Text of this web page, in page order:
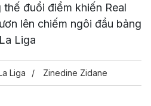
đuổi điểm khiến Real
lên chiếm ngôi đầu bảng
La Liga
Liga Zinedine Zidane